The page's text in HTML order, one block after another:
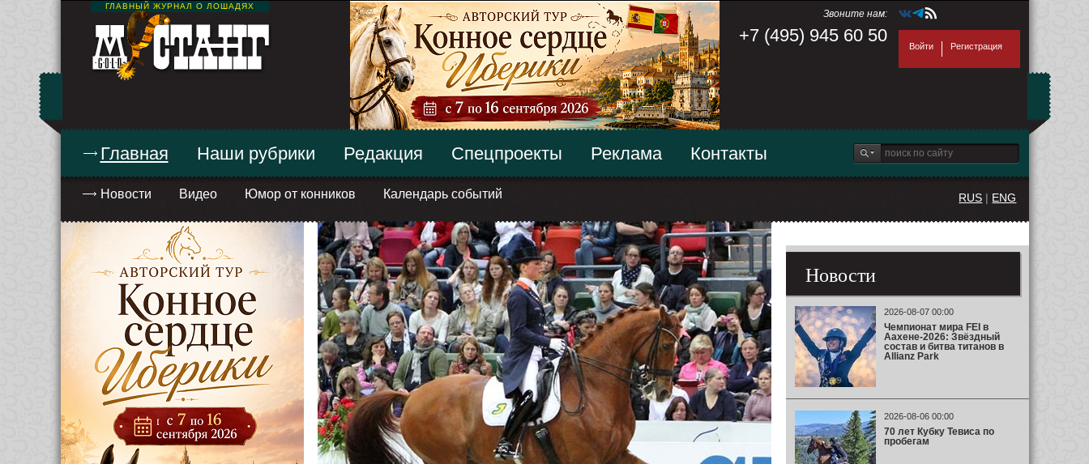
ГЛАВНЫЙ ЖУРНАЛ О ЛОШАДЯХ
Звоните нам:
+7 (495) 945 60 50
Войти Регистрация
Главная
Новости Видео Юмор от конников Календарь событий
Наши рубрики Редакция Спецпроекты Реклама Контакты
RUS | ENG
Новости
2026-08-07 00:00
Чемпионат мира FEI в
Аахене-2026: Звёздный
состав и битва титанов в
Allianz Park
2026-08-06 00:00
70 лет Кубку Тевиса по
пробегам